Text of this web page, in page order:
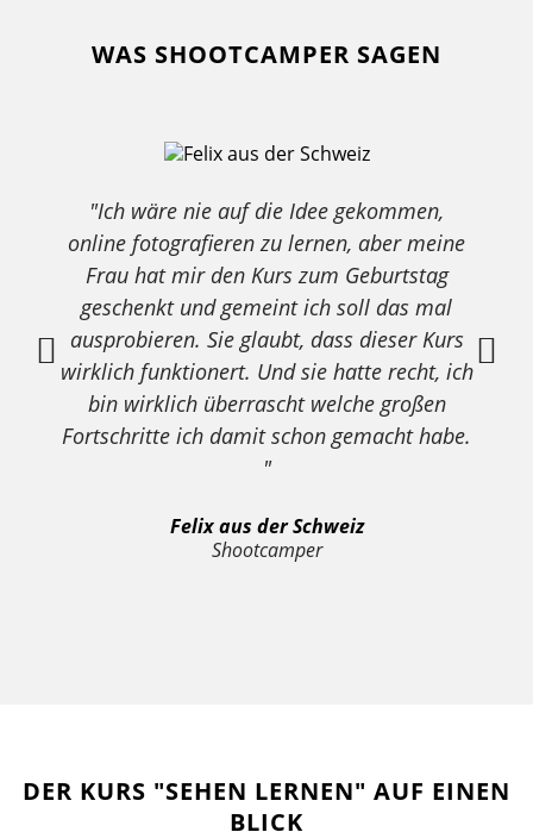
WAS SHOOTCAMPER SAGEN
"Ich wäre nie auf die Idee gekommen,
online fotografieren zu lernen, aber meine
Frau hat mir den Kurs zum Geburtstag
geschenkt und gemeint ich soll das ​mal
ausprobieren. Sie glaubt, dass dieser Kurs
wirklich funktionert. Und sie hatte recht, ich
bin wirklich überrascht welche großen
Fortschritte ich damit schon gemacht habe.
"
Felix aus der Schweiz
Shootcamper
DER KURS "SEHEN LERNEN" AUF EINEN
BLICK